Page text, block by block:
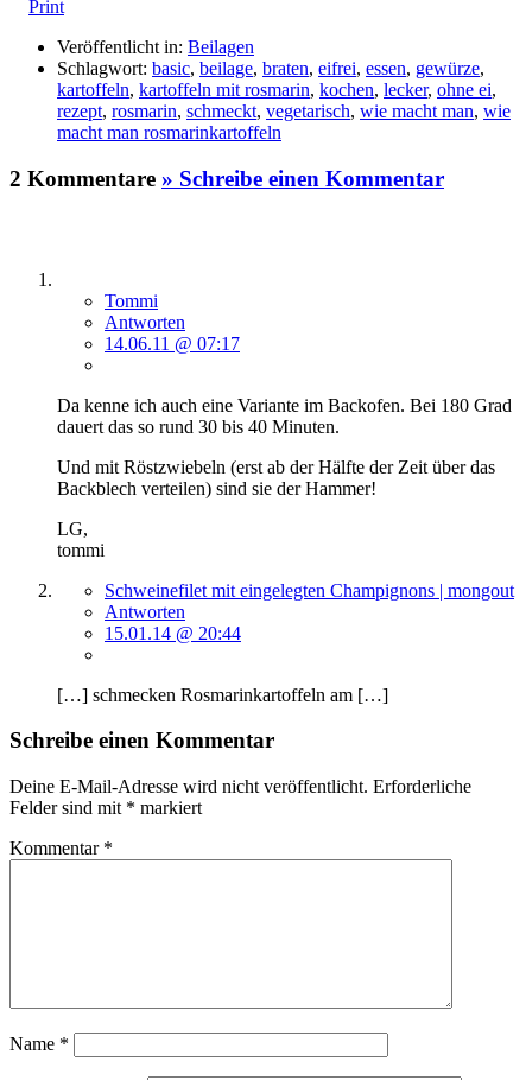
Print
Veröffentlicht in: Beilagen
Schlagwort: basic, beilage, braten, eifrei, essen, gewürze,
kartoffeln, kartoffeln mit rosmarin, kochen, lecker, ohne ei,
rezept, rosmarin, schmeckt, vegetarisch, wie macht man, wie
macht man rosmarinkartoffeln
2 Kommentare » Schreibe einen Kommentar
Tommi
Antworten
14.06.11 @ 07:17
Da kenne ich auch eine Variante im Backofen. Bei 180 Grad
dauert das so rund 30 bis 40 Minuten.
Und mit Röstzwiebeln (erst ab der Hälfte der Zeit über das
Backblech verteilen) sind sie der Hammer!
LG,
tommi
Schweinefilet mit eingelegten Champignons | mongout
Antworten
15.01.14 @ 20:44
[…] schmecken Rosmarinkartoffeln am […]
Schreibe einen Kommentar
Deine E-Mail-Adresse wird nicht veröffentlicht. Erforderliche
Felder sind mit * markiert
Kommentar *
Name *